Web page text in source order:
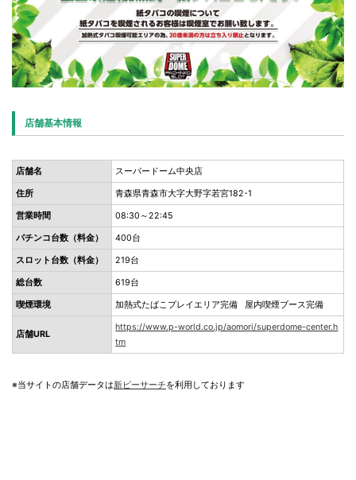
店舗基本情報
店舗名 スーパードーム中央店
住所 青森県青森市大字大野字若宮182-1
営業時間 08:30～22:45
パチンコ台数（料金） 400台
スロット台数（料金） 219台
総台数 619台
喫煙環境 加熱式たばこプレイエリア完備 屋内喫煙ブース完備
店舗URL
https://www.p-world.co.jp/aomori/superdome-center.h
tm
※当サイトの店舗データは新ピーサーチを利用しております